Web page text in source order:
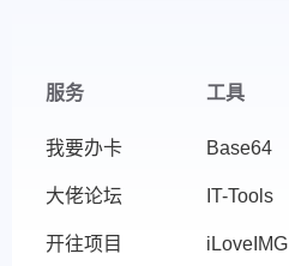
服务
我要办卡
大佬论坛
开往项目
工具
Base64
IT-Tools
iLoveIMG